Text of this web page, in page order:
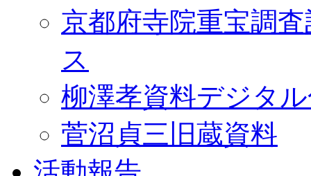
京都府寺院重宝調
ス
柳澤孝資料デジタ
菅沼貞三旧蔵資料